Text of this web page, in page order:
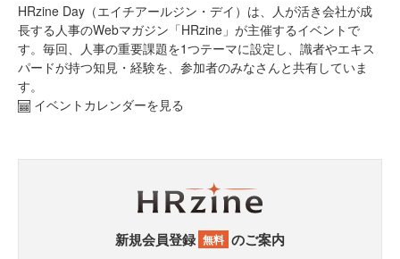
HRzine Day（エイチアールジン・デイ）は、人が活き会社が成
長する人事のWebマガジン「HRzine」が主催するイベントで
す。毎回、人事の重要課題を1つテーマに設定し、識者やエキス
パードが持つ知見・経験を、参加者のみなさんと共有していま
す。
イベントカレンダーを見る
新規会員登録 無料 のご案内